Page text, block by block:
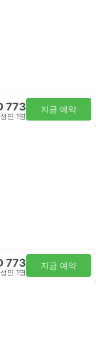
773
성인 1명
지금 예약
773
성인 1명
지금 예약